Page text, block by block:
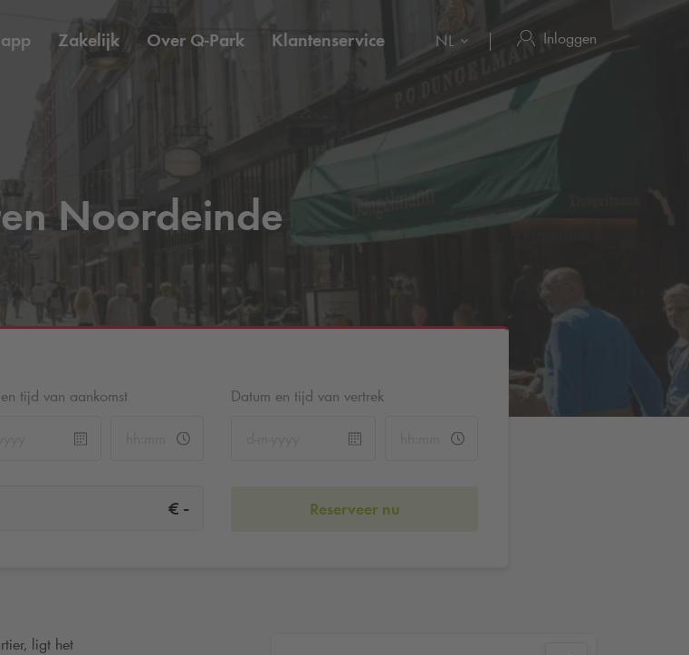
app Zakelijk Over Q-Park Klantenservice NL Inloggen
Noordeinde
tijd van aankomst Datum en tijd van vertrek
€ - Reserveer nu
ligt het